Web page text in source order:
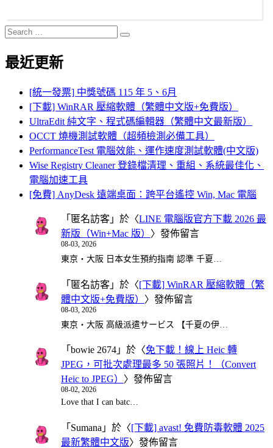
Search
for:
Search
最近更新
[統一發票] 中獎號碼 115 年 5、6月
[下載] WinRAR 壓縮軟體（繁體中文版+免費版）
UltraEdit 純文字、程式碼編輯器（繁體中文最新版）
OCCT 燒機測試軟體（超頻檢測必備工具）
PerformanceTest 電腦效能、運作速度測試軟體(中文版)
Wise Registry Cleaner 登錄檔清理、重組、系統最佳化、
電腦加速工具
[免費] AnyDesk 遠端桌面：跨平台遙控 Win, Mac 電腦
「 匿名訪客 」於〈LINE 電腦版官方下載 2026 最
新版（Win+Mac 版） 〉發佈留言
08-03, 2026
東京・大阪 日本女生預約指南 認準 千夏…
「 匿名訪客 」於〈[下載] WinRAR 壓縮軟體（繁
體中文版+免費版） 〉發佈留言
08-03, 2026
東京・大阪 高級派遣サービス 【千夏の伊…
「 bowie 2674 」於〈免下載！線上 Heic 轉
JPEG，可批次處理最多 50 張照片！（Convert
Heic to JPEG） 〉發佈留言
08-02, 2026
Love that I can batc…
「 Sumana 」於〈[下載] avast! 免費防毒軟體 2025
最新繁體中文版〉發佈留言